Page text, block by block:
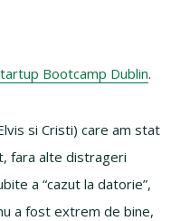
Bootcamp Dublin.
si Cristi) care am stat
fara alte distrageri
a “cazut la datorie”,
a fost extrem de bine,